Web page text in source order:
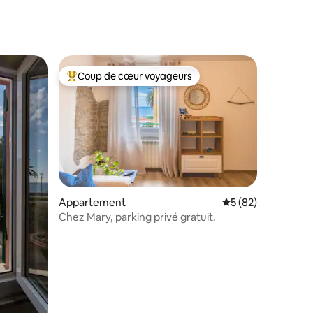
Coups de cœur voyageurs les plus appréciés
Coup de cœur voyageurs
Appartement Évaluation
5 (82)
Chez Mary, parking privé gratuit.